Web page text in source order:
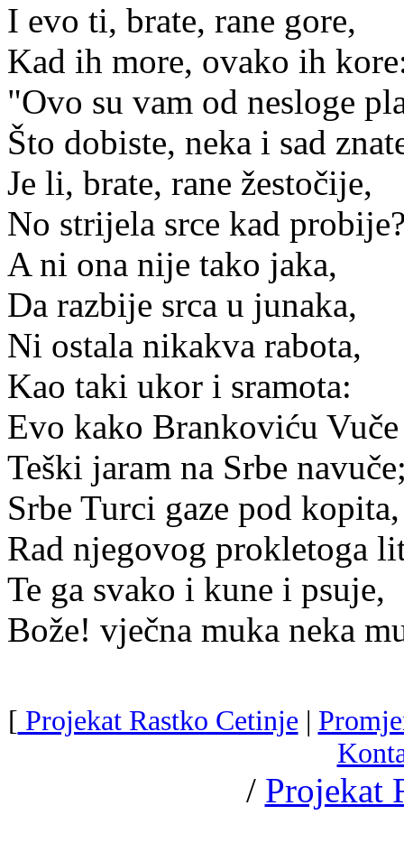
I evo ti, brate, rane gore,
Kad ih more, ovako ih
"Ovo su vam od nesloge
Što dobiste, neka i sad
Je li, brate, rane žestočije,
No strijela srce kad
A ni ona nije tako jaka,
Da razbije srca u junaka,
Ni ostala nikakva rabota,
Kao taki ukor i sramota:
Evo kako Brankoviću Vuče
Teški jaram na Srbe
Srbe Turci gaze pod kopita,
Rad njegovog prokletoga
Te ga svako i kune i psuje,
Bože! vječna muka neka
[ Projekat Rastko Cetinje |
/ Projekat